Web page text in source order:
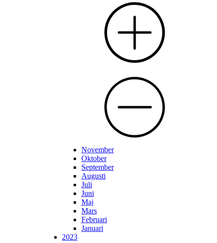
November
Oktober
September
Augusti
Juli
Juni
Maj
Mars
Februari
Januari
2023